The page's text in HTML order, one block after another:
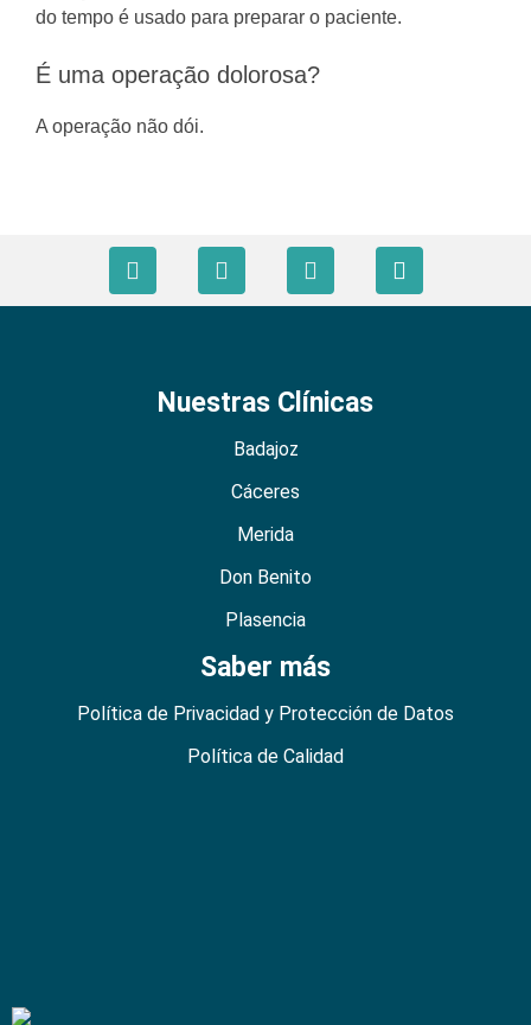
do tempo é usado para preparar o paciente.
É uma operação dolorosa?
A operação não dói.
Nuestras Clínicas
Badajoz
Cáceres
Merida
Don Benito
Plasencia
Saber más
Política de Privacidad y Protección de Datos
Política de Calidad